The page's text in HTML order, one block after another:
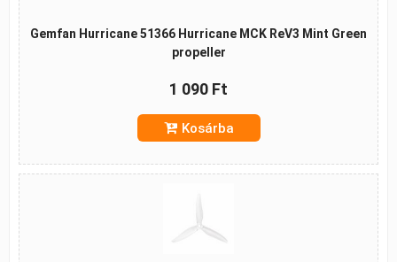
Gemfan Hurricane 51366 Hurricane MCK ReV3 Mint Green
propeller
1 090 Ft
Kosárba